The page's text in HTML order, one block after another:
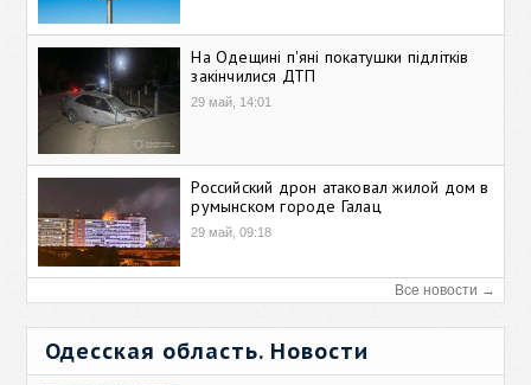
На Одещині п'яні покатушки підлітків
закінчилися ДТП
29 май, 14:01
Российский дрон атаковал жилой дом в
румынском городе Галац
29 май, 09:18
Все новости →
Одесская область. Новости